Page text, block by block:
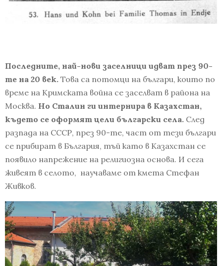
Последните, най-нови заселници идват през 90-
те на 20 век. Това са потомци на българи, които по
време на Кримската война се заселват в района на
Москва. Но Сталин ги интернира в Казахстан,
където се оформят цели български села. След
разпада на СССР, през 90-те, част от тези българи
се прибират в България, тъй като в Казахстан се
появило напрежение на религиозна основа. И сега
живеят в селото, научаваме от кмета Стефан
Живков.